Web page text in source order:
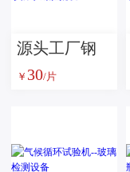
源头工厂钢
化玻璃鼠标
砂防水耐脏
￥ 30/片